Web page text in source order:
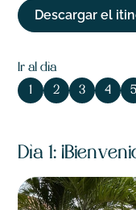
Descargar el
Ir al día
1
2 3 4 5
Día 1: